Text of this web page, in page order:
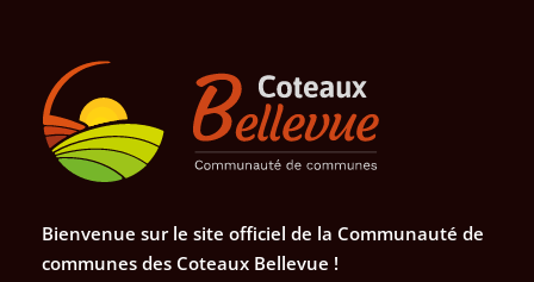
Bienvenue sur le site officiel de la Communauté de
communes des Coteaux Bellevue !